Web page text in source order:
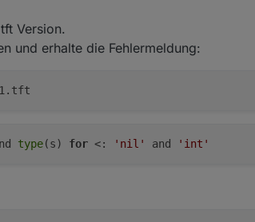
Version.
und erhalte die Fehlermeldung:
type(s) for <: 'nil' and 'int'